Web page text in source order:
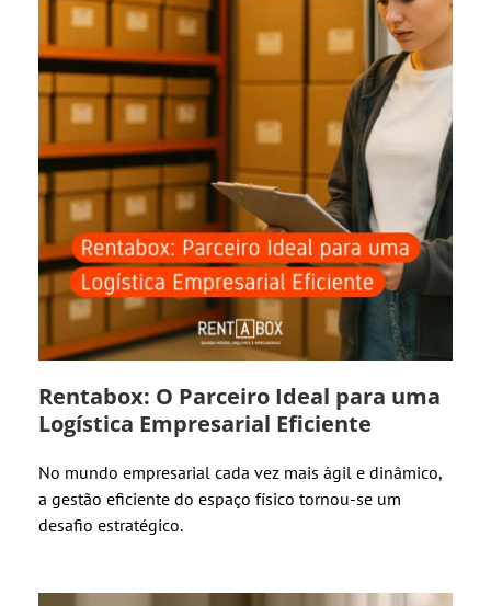
Rentabox: O Parceiro Ideal para uma
Logística Empresarial Eficiente
No mundo empresarial cada vez mais ágil e dinâmico,
a gestão eficiente do espaço físico tornou-se um
desafio estratégico.